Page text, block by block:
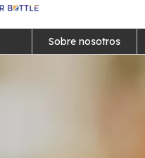
Sobre nosotros